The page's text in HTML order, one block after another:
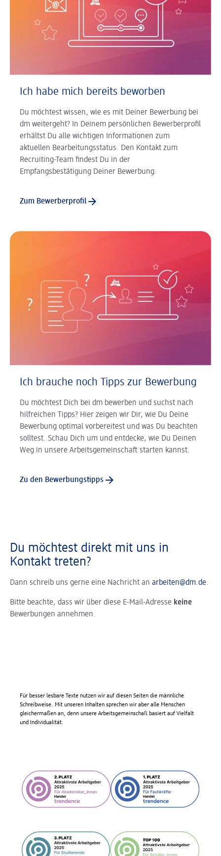
Ich habe mich bereits beworben
Du möchtest wissen, wie es mit Deiner Bewerbung bei
dm weitergeht? In Deinem persönlichen Bewerberprofil
erhältst Du alle wichtigen Informationen zum
aktuellen Bearbeitungsstatus. Den Kontakt zum
Recruiting-Team findest Du in der
Empfangsbestätigung Deiner Bewerbung.
Zum Bewerberprofil
Ich brauche noch Tipps zur Bewerbung
Du möchtest Dich bei dm bewerben und suchst nach
hilfreichen Tipps? Hier zeigen wir Dir, wie Du Deine
Bewerbung optimal vorbereitest und was Du beachten
solltest. Schau Dich um und entdecke, wie Du Deinen
Weg in unsere Arbeitsgemeinschaft starten kannst.
Zu den Bewerbungstipps
Du möchtest direkt mit uns in
Kontakt treten?
Dann schreib uns gerne eine Nachricht an arbeiten@dm.de.
Bitte beachte, dass wir über diese E-Mail-Adresse keine
Bewerbungen annehmen.
Für besser lesbare Texte nutzen wir auf diesen Seiten die männliche
Schreibweise. Mit unseren Inhalten sprechen wir aber alle Menschen
gleichermaßen an, denn unsere Arbeitsgemeinschaft basiert auf Vielfalt
und Individualität.